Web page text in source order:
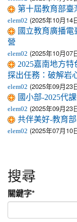
第十屆教育部臺
elem02 (2025年10月14
國立教育廣播
營
elem02 (2025年10月07
2025嘉南地方
探出任務：破解岩
elem02 (2025年09月23
國小部-2025代
elem02 (2025年09月23
共伴美好-教育
elem02 (2025年07月10
搜尋
關鍵字*